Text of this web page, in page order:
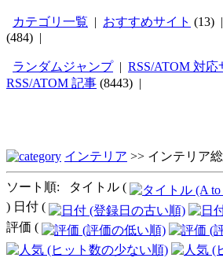
カテゴリ一覧 | おすすめサイト (13) |
(484) |
ランダムジャンプ| RSS/ATOM 対応
RSS/ATOM 記事 (8443) |
インテリア >> インテリア
ソート順: タイトル (
) 日付 (
評価 (